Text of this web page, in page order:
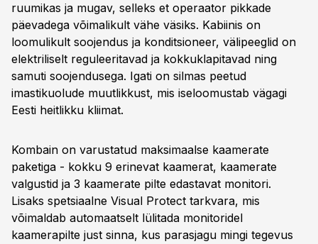
ruumikas ja mugav, selleks et operaator pikkade
päevadega võimalikult vähe väsiks. Kabiinis on
loomulikult soojendus ja konditsioneer, välipeeglid on
elektriliselt reguleeritavad ja kokkuklapitavad ning
samuti soojendusega. Igati on silmas peetud
imastikuolude muutlikkust, mis iseloomustab vägagi
Eesti heitlikku kliimat.
Kombain on varustatud maksimaalse kaamerate
paketiga - kokku 9 erinevat kaamerat, kaamerate
valgustid ja 3 kaamerate pilte edastavat monitori.
Lisaks spetsiaalne Visual Protect tarkvara, mis
võimaldab automaatselt lülitada monitoridel
kaamerapilte just sinna, kus parasjagu mingi tegevus